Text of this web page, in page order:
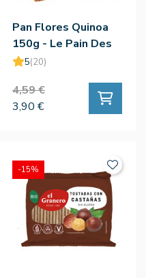
Pan Flores Quinoa
150g - Le Pain Des
Fleurs
5(20)
4,59 €
3,90 €
-15%